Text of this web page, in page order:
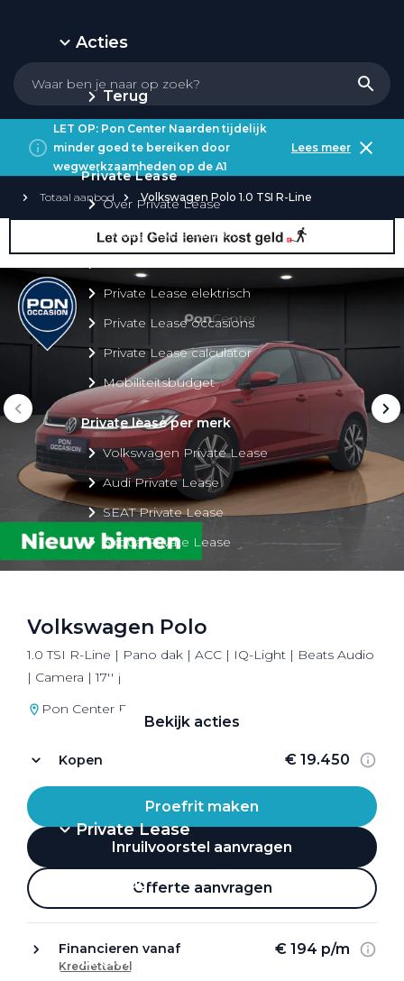
Acties
Terug
Private Lease
Over Private Lease
Private Lease aanbod
Private Lease elektrisch
Private Lease occasions
Private Lease calculator
Mobiliteitsbudget
Private lease per merk
Volkswagen Private Lease
Audi Private Lease
SEAT Private Lease
Škoda Private Lease
Bekijk alle aanbiedingen
Bekijk acties
Private Lease
Terug
Direct naar
LET OP: Pon Center Naarden tijdelijk
minder goed te bereiken door
wegwerkzaamheden op de A1
Lees meer
Totaal aanbod Volkswagen Polo 1.0 TSI R-Line
Volkswagen Polo
1.0 TSI R-Line | Pano dak | ACC | IQ-Light | Beats Audio
| Camera | 17'' |
Pon Center Barneveld
Kopen € 19.450
Proefrit maken
Inruilvoorstel aanvragen
Offerte aanvragen
Financieren vanaf € 194 p/m
Krediettabel